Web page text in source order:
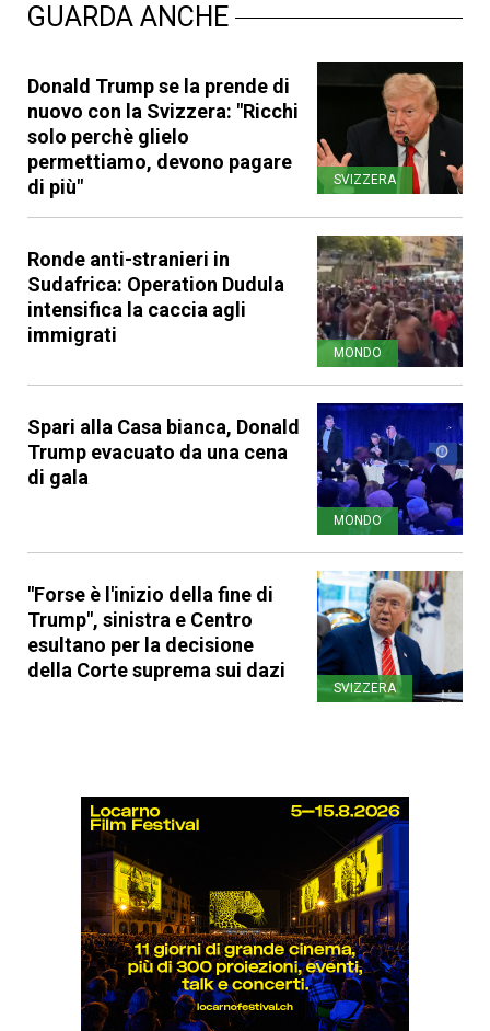
GUARDA ANCHE
Donald Trump se la prende di
nuovo con la Svizzera: "Ricchi
solo perchè glielo
permettiamo, devono pagare
di più"
SVIZZERA
Ronde anti-stranieri in
Sudafrica: Operation Dudula
intensifica la caccia agli
immigrati
MONDO
Spari alla Casa bianca, Donald
Trump evacuato da una cena
di gala
MONDO
"Forse è l'inizio della fine di
Trump", sinistra e Centro
esultano per la decisione
della Corte suprema sui dazi
SVIZZERA